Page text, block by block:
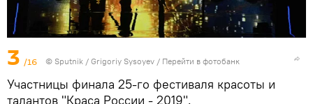
3 /16 © Sputnik / Grigoriy Sysoyev / Перейти в фотобанк
Участницы финала 25-го фестиваля красоты и
талантов "Краса России - 2019".